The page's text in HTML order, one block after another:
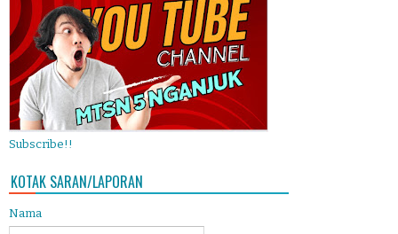
Subscribe!!
KOTAK SARAN/LAPORAN
Nama